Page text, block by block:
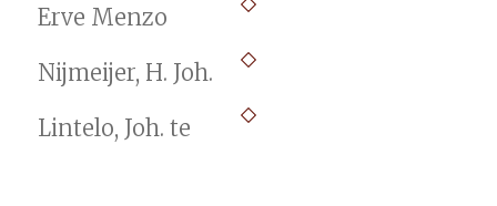
Erve Menzo
Nijmeijer, H. Joh.
Lintelo, Joh. te